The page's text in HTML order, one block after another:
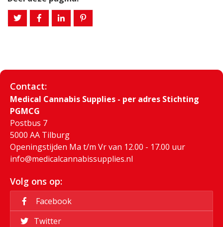
Contact:
Medical Cannabis Supplies - per adres Stichting
PGMCG
Postbus 7
5000 AA Tilburg
Openingstijden Ma t/m Vr van 12.00 - 17.00 uur
info@medicalcannabissupplies.nl
Volg ons op:
Facebook
Twitter